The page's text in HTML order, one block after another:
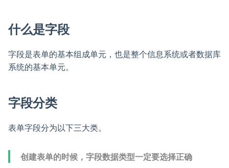
什么是字段
字段是表单的基本组成单元，也是整个信息系统或者数据库
系统的基本单元。
字段分类
表单字段分为以下三大类。
创建表单的时候，字段数据类型一定要选择正确